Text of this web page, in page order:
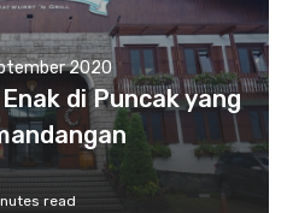
2020
di Puncak yang
read